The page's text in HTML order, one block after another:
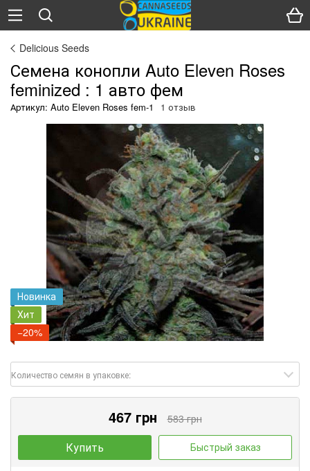
Delicious Seeds
Семена конопли Auto Eleven Roses
feminized : 1 авто фем
Артикул: Auto Eleven Roses fem-1 1 отзыв
Новинка
Хит
−20%
Количество семян в упаковке:
467 грн 583 грн
Купить Быстрый заказ